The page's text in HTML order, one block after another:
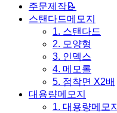
주문제작📝
스탠다드메모지
1. 스탠다드
2. 모양형
3. 인덱스
4. 메모롤
5. 점착면 X2배
대용량메모지
1. 대용량메모지